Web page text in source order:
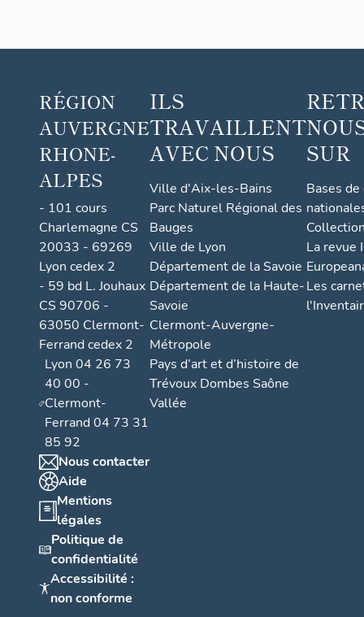
RÉGION
AUVERGNE
RHONE-
ALPES
- 101 cours
Charlemagne CS
20033 - 69269
Lyon cedex 2
- 59 bd L. Jouhaux
CS 90706 -
63050 Clermont-
Ferrand cedex 2
Lyon 04 26 73
40 00 -
Clermont-
Ferrand 04 73 31
85 92
Nous contacter
Aide
Mentions
légales
Politique de
confidentialité
Accessibilité :
non conforme
ILS
TRAVAILLENT
AVEC NOUS
Ville d'Aix-les-Bains
Parc Naturel Régional des
Bauges
Ville de Lyon
Département de la Savoie
Département de la Haute-
Savoie
Clermont-Auvergne-
Métropole
Pays d’art et d’histoire de
Trévoux Dombes Saône
Vallée
SUR
Bases
La revue
Les